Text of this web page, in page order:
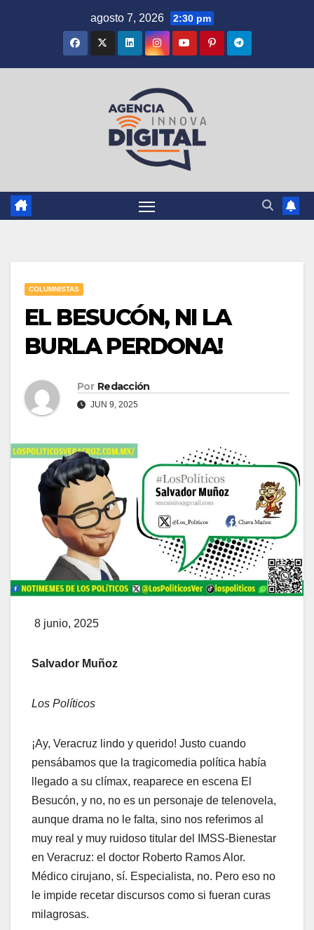
agosto 7, 2026 2:30 pm
COLUMNISTAS
EL BESUCÓN, NI LA
BURLA PERDONA!
Por Redacción
JUN 9, 2025
8 junio, 2025
Salvador Muñoz
Los Políticos
¡Ay, Veracruz lindo y querido! Justo cuando
pensábamos que la tragicomedia política había
llegado a su clímax, reaparece en escena El
Besucón, y no, no es un personaje de telenovela,
aunque drama no le falta, sino nos referimos al
muy real y muy ruidoso titular del IMSS-Bienestar
en Veracruz: el doctor Roberto Ramos Alor.
Médico cirujano, sí. Especialista, no. Pero eso no
le impide recetar discursos como si fueran curas
milagrosas.